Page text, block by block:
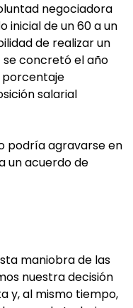
negociadora
inicial de un 60 a un
de realizar un
concretó el año
porcentaje
salarial
podría agravarse en
un acuerdo de
maniobra de las
nuestra decisión
y, al mismo tiempo,